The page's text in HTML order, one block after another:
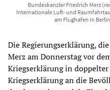
Bundeskanzler Friedrich Merz
Internationale Luft- und
am Flughafen in Berlin
Die Regierungserklärung,
Merz am Donnerstag vor
Kriegserklärung in
Kriegserklärung an die